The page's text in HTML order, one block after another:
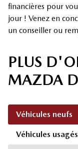
financières pour
jour ! Venez en
un conseiller ou
PLUS
MAZDA
Véhicules neufs
Véhicules usagés